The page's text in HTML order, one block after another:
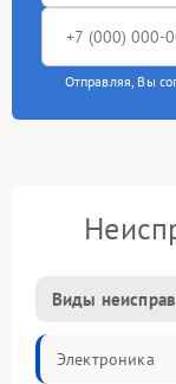
Отправляя, Вы
Виды
Электроника